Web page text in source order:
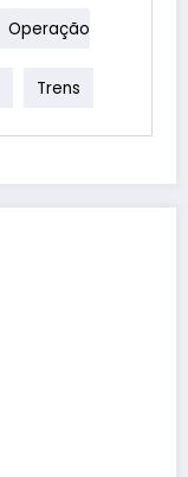
Operação
Trens